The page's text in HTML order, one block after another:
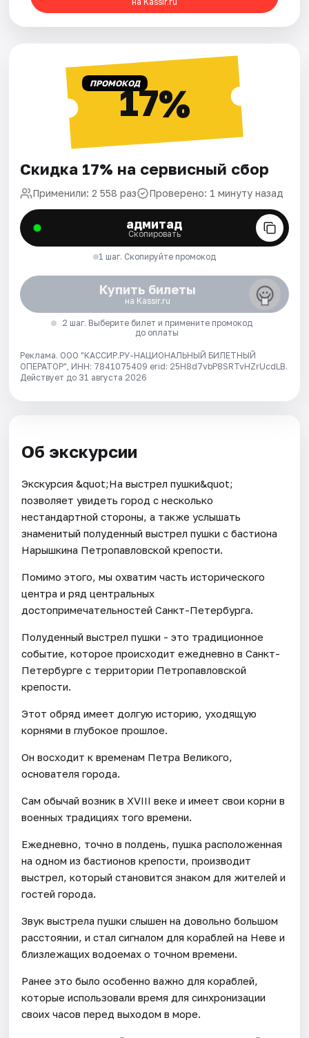
ПРОМОКОД17%
Скидка 17% на сервисный сбор
Применили: 2 558 раз Проверено: 1 минуту назад
адмитад
Скопировать
1 шаг. Скопируйте промокод
Купить билеты
на Kassir.ru
2 шаг. Выберите билет и примените промокод
до оплаты
Реклама. ООО "КАССИР.РУ-НАЦИОНАЛЬНЫЙ БИЛЕТНЫЙ
ОПЕРАТОР", ИНН: 7841075409 erid: 25H8d7vbP8SRTvHZrUcdLB.
Действует до 31 августа 2026
Об экскурсии
Экскурсия &quot;На выстрел пушки&quot;
позволяет увидеть город с несколько
нестандартной стороны, а также услышать
знаменитый полуденный выстрел пушки с бастиона
Нарышкина Петропавловской крепости.
Помимо этого, мы охватим часть исторического
центра и ряд центральных
достопримечательностей Санкт-Петербурга.
Полуденный выстрел пушки - это традиционное
событие, которое происходит ежедневно в Санкт-
Петербурге c территории Петропавловской
крепости.
Этот обряд имеет долгую историю, уходящую
корнями в глубокое прошлое.
Он восходит к временам Петра Великого,
основателя города.
Сам обычай возник в XVIII веке и имеет свои корни в
военных традициях того времени.
Ежедневно, точно в полдень, пушка расположенная
на одном из бастионов крепости, производит
выстрел, который становится знаком для жителей и
гостей города.
Звук выстрела пушки слышен на довольно большом
расстоянии, и стал сигналом для кораблей на Неве и
близлежащих водоемах о точном времени.
Ранее это было особенно важно для кораблей,
которые использовали время для синхронизации
своих часов перед выходом в море.